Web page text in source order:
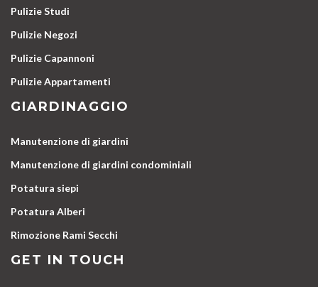
Pulizie Studi
Pulizie Negozi
Pulizie Capannoni
Pulizie Appartamenti
GIARDINAGGIO
Manutenzione di giardini
Manutenzione di giardini condominiali
Potatura siepi
Potatura Alberi
Rimozione Rami Secchi
GET IN TOUCH